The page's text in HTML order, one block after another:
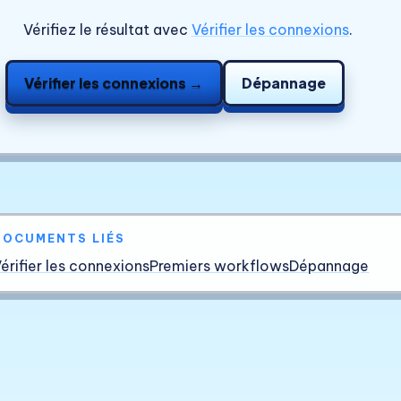
Vérifiez le résultat avec Vérifier les connexions.
Vérifier les connexions → Dépannage
LIÉS
les connexionsPremiers workflowsDépannage